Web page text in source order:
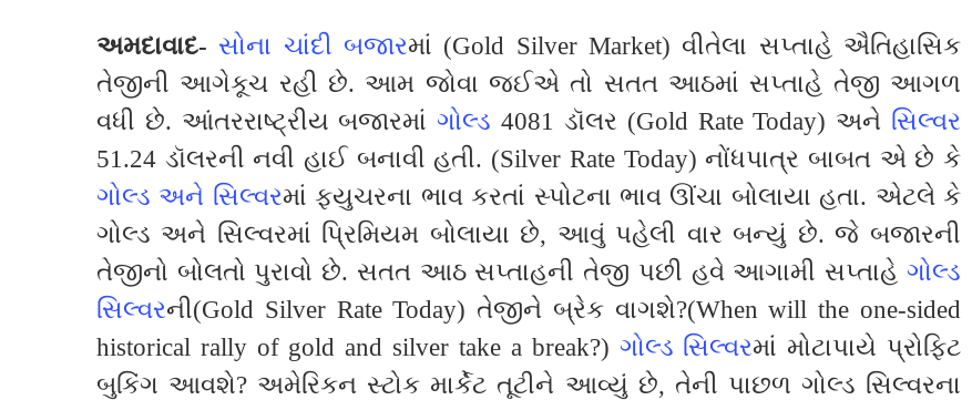
અમદાવાદ- સોના ચાંદી બજારમાં (Gold Silver Market) વીતેલા સપ્તાહે ઐતિહાસિક
તેજીની આગેકૂચ રહી છે. આમ જોવા જઈએ તો સતત આઠમાં સપ્તાહે તેજી આગળ
વધી છે. આંતરરાષ્ટ્રીય બજારમાં ગોલ્ડ 4081 ડૉલર (Gold Rate Today) અને સિલ્વર
51.24 ડૉલરની નવી હાઈ બનાવી હતી. (Silver Rate Today) નોંધપાત્ર બાબત એ છે કે
ગોલ્ડ અને સિલ્વરમાં ફ્યુચરના ભાવ કરતાં સ્પોટના ભાવ ઊંચા બોલાયા હતા. એટલે કે
ગોલ્ડ અને સિલ્વરમાં પ્રિમિયમ બોલાયા છે, આવું પહેલી વાર બન્યું છે. જે બજારની
તેજીનો બોલતો પુરાવો છે. સતત આઠ સપ્તાહની તેજી પછી હવે આગામી સપ્તાહે ગોલ્ડ
સિલ્વરની(Gold Silver Rate Today) તેજીને બ્રેક વાગશે?(When will the one-sided
historical rally of gold and silver take a break?) ગોલ્ડ સિલ્વરમાં મોટાપાયે પ્રોફિટ
બુકિંગ આવશે? અમેરિકન સ્ટોક માર્કેટ તૂટીને આવ્યું છે, તેની પાછળ ગોલ્ડ સિલ્વરના